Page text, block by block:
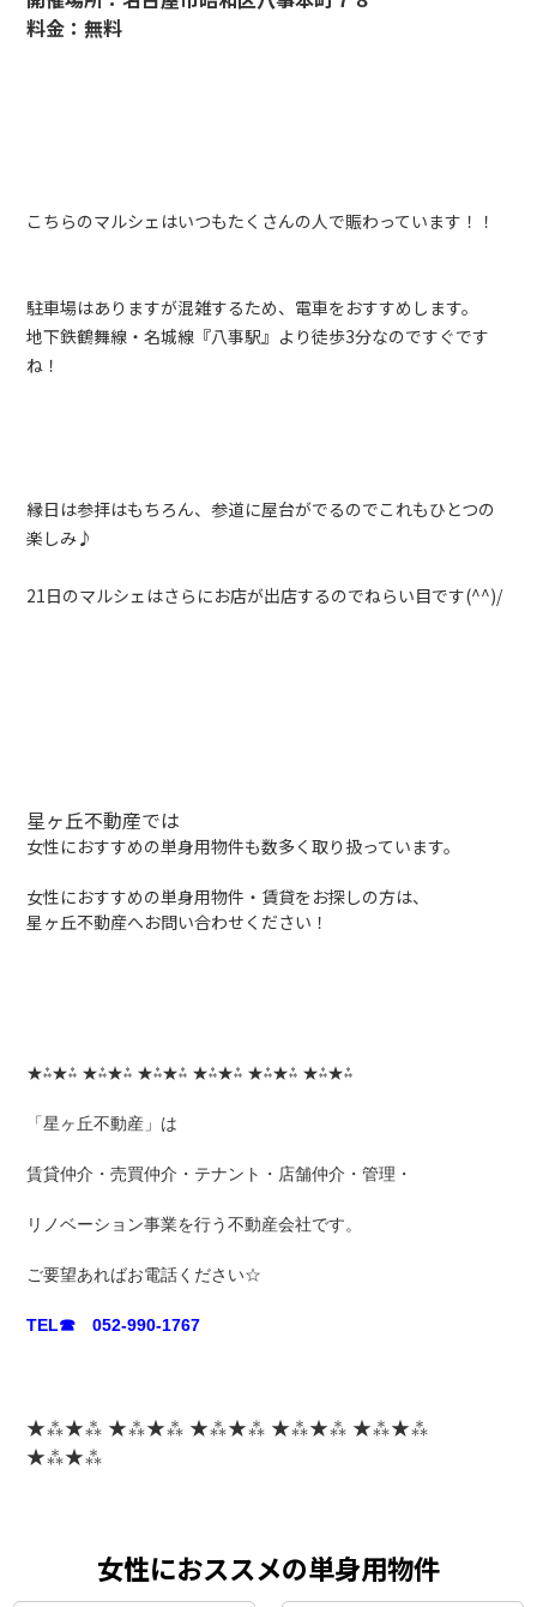
料金：無料
こちらのマルシェはいつもたくさんの人で賑わっています！！
駐車場はありますが混雑するため、電車をおすすめします。
地下鉄鶴舞線・名城線『八事駅』より徒歩3分なのですぐです
ね！
縁日は参拝はもちろん、参道に屋台がでるのでこれもひとつの
楽しみ♪
21日のマルシェはさらにお店が出店するのでねらい目です(^^)/
星ヶ丘不動産では
女性におすすめの単身用物件も数多く取り扱っています。
女性におすすめの単身用物件・賃貸をお探しの方は、
星ヶ丘不動産へお問い合わせください！
★⁂★⁂ ★⁂★⁂ ★⁂★⁂ ★⁂★⁂ ★⁂★⁂ ★⁂★⁂
「星ヶ丘不動産」は
賃貸仲介・売買仲介・テナント・店舗仲介・管理・
リノベーション事業を行う不動産会社です。
ご要望あればお電話ください☆
TEL☎ 052-990-1767
★⁂★⁂ ★⁂★⁂ ★⁂★⁂ ★⁂★⁂ ★⁂★⁂
★⁂★⁂
女性におススメの単身用物件